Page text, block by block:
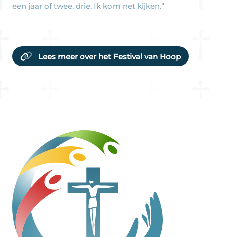
een jaar of twee, drie. Ik kom net kijken.”
Lees meer over het Festival van Hoop